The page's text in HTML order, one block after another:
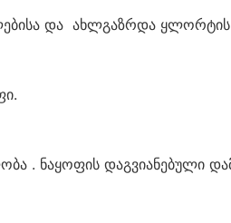
და ახლგაზრდა ყლორტის
. ნაყოფის დაგვიანებული